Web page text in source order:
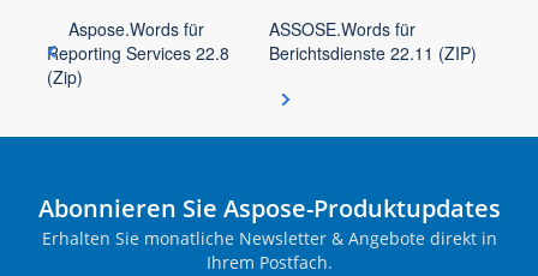
Aspose.Words für
Reporting Services 22.8
(Zip)
ASSOSE.Words für
Berichtsdienste 22.11 (ZIP)
Abonnieren Sie Aspose-Produktupdates
Erhalten Sie monatliche Newsletter & Angebote direkt in
Ihrem Postfach.